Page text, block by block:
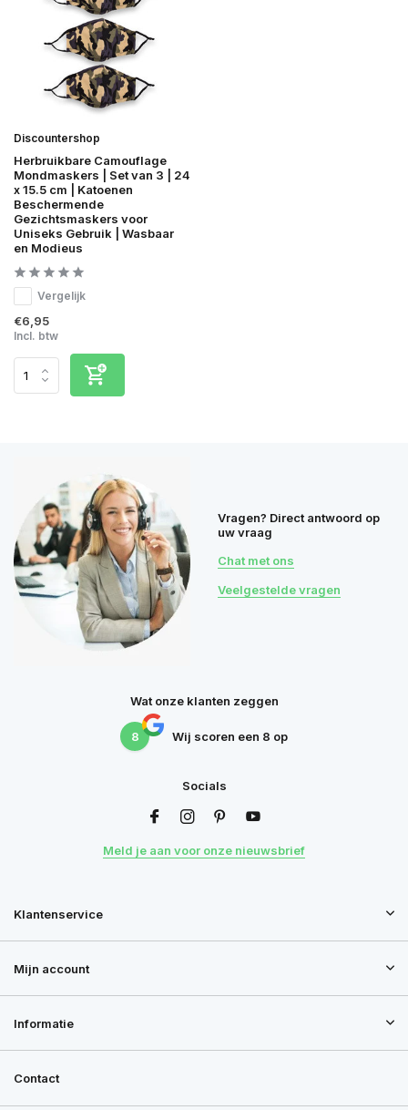
Discountershop
Herbruikbare Camouflage
Mondmaskers | Set van 3 | 24
x 15.5 cm | Katoenen
Beschermende
Gezichtsmaskers voor
Uniseks Gebruik | Wasbaar
en Modieus
Vergelijk
€6,95
Incl. btw
Vragen? Direct antwoord op
uw vraag
Chat met ons
Veelgestelde vragen
Wat onze klanten zeggen
8 Wij scoren een 8 op
Socials
Meld je aan voor onze nieuwsbrief
Klantenservice
Mijn account
Informatie
Contact